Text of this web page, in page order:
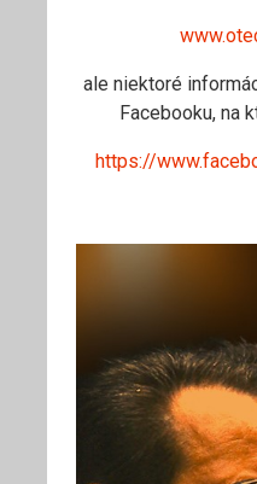
ale niektoré
Facebooku, na
https://